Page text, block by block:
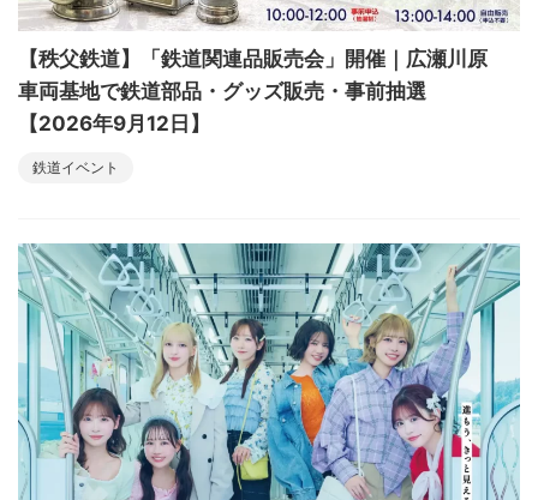
【秩父鉄道】「鉄道関連品販売会」開催｜広瀬川原
車両基地で鉄道部品・グッズ販売・事前抽選
【2026年9月12日】
鉄道イベント